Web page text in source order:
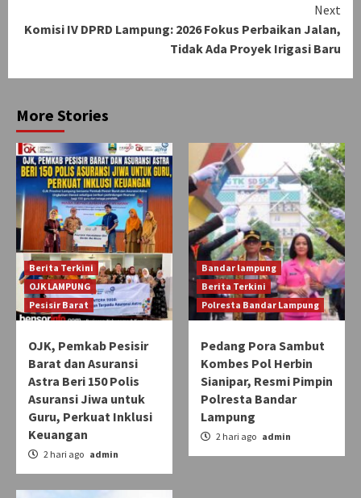
Next
Komisi IV DPRD Lampung: 2026 Fokus Perbaikan Jalan,
Tidak Ada Proyek Irigasi Baru
More Stories
Berita Terkini
OJK LAMPUNG
Pesisir Barat
OJK, Pemkab Pesisir
Barat dan Asuransi
Astra Beri 150 Polis
Asuransi Jiwa untuk
Guru, Perkuat Inklusi
Keuangan
2 hari ago admin
Bandar lampung
Berita Terkini
Polresta Bandar Lampung
Pedang Pora Sambut
Kombes Pol Herbin
Sianipar, Resmi Pimpin
Polresta Bandar
Lampung
2 hari ago admin